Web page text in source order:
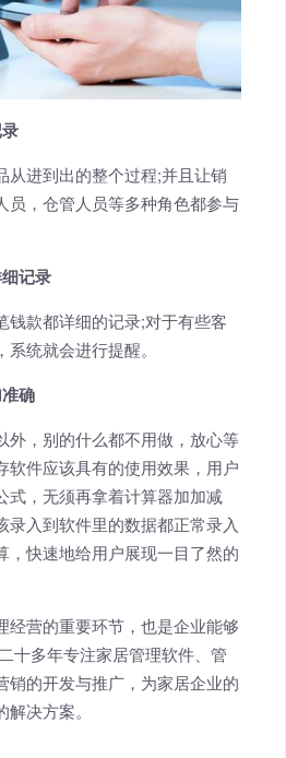
进到出的整个过程;并且让销
员，仓管人员等多种角色都参与
记录
款都详细的记录;对于有些客
统就会进行提醒。
确
，别的什么都不用做，放心等
软件应该具有的使用效果，用户
式，无须再拿着计算器加加减
入到软件里的数据都正常录入
，快速地给用户展现一目了然的
营的重要环节，也是企业能够
十多年专注家居管理软件、管
销的开发与推广，为家居企业的
决方案。